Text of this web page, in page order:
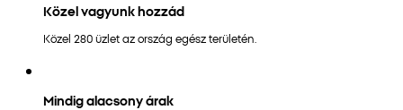
Közel vagyunk hozzád
Közel 280 üzlet az ország egész területén.
Mindig alacsony árak